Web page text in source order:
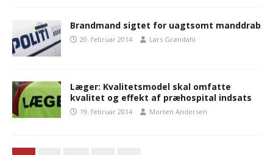
Brandmand sigtet for uagtsomt manddrab
20. februar 2014 Lars Grøndahl
Læger: Kvalitetsmodel skal omfatte
kvalitet og effekt af præhospital indsats
19. februar 2014 Morten Andersen